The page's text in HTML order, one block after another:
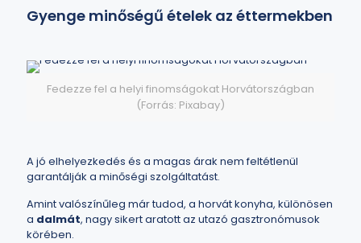
Gyenge minőségű ételek az éttermekben
Fedezze fel a helyi finomságokat Horvátországban
(Forrás: Pixabay)
A jó elhelyezkedés és a magas árak nem feltétlenül
garantálják a minőségi szolgáltatást.
Amint valószínűleg már tudod, a horvát konyha, különösen
a dalmát, nagy sikert aratott az utazó gasztronómusok
körében.